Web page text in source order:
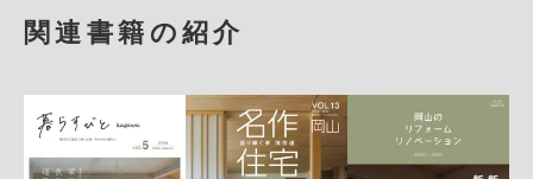
関連書籍の紹介